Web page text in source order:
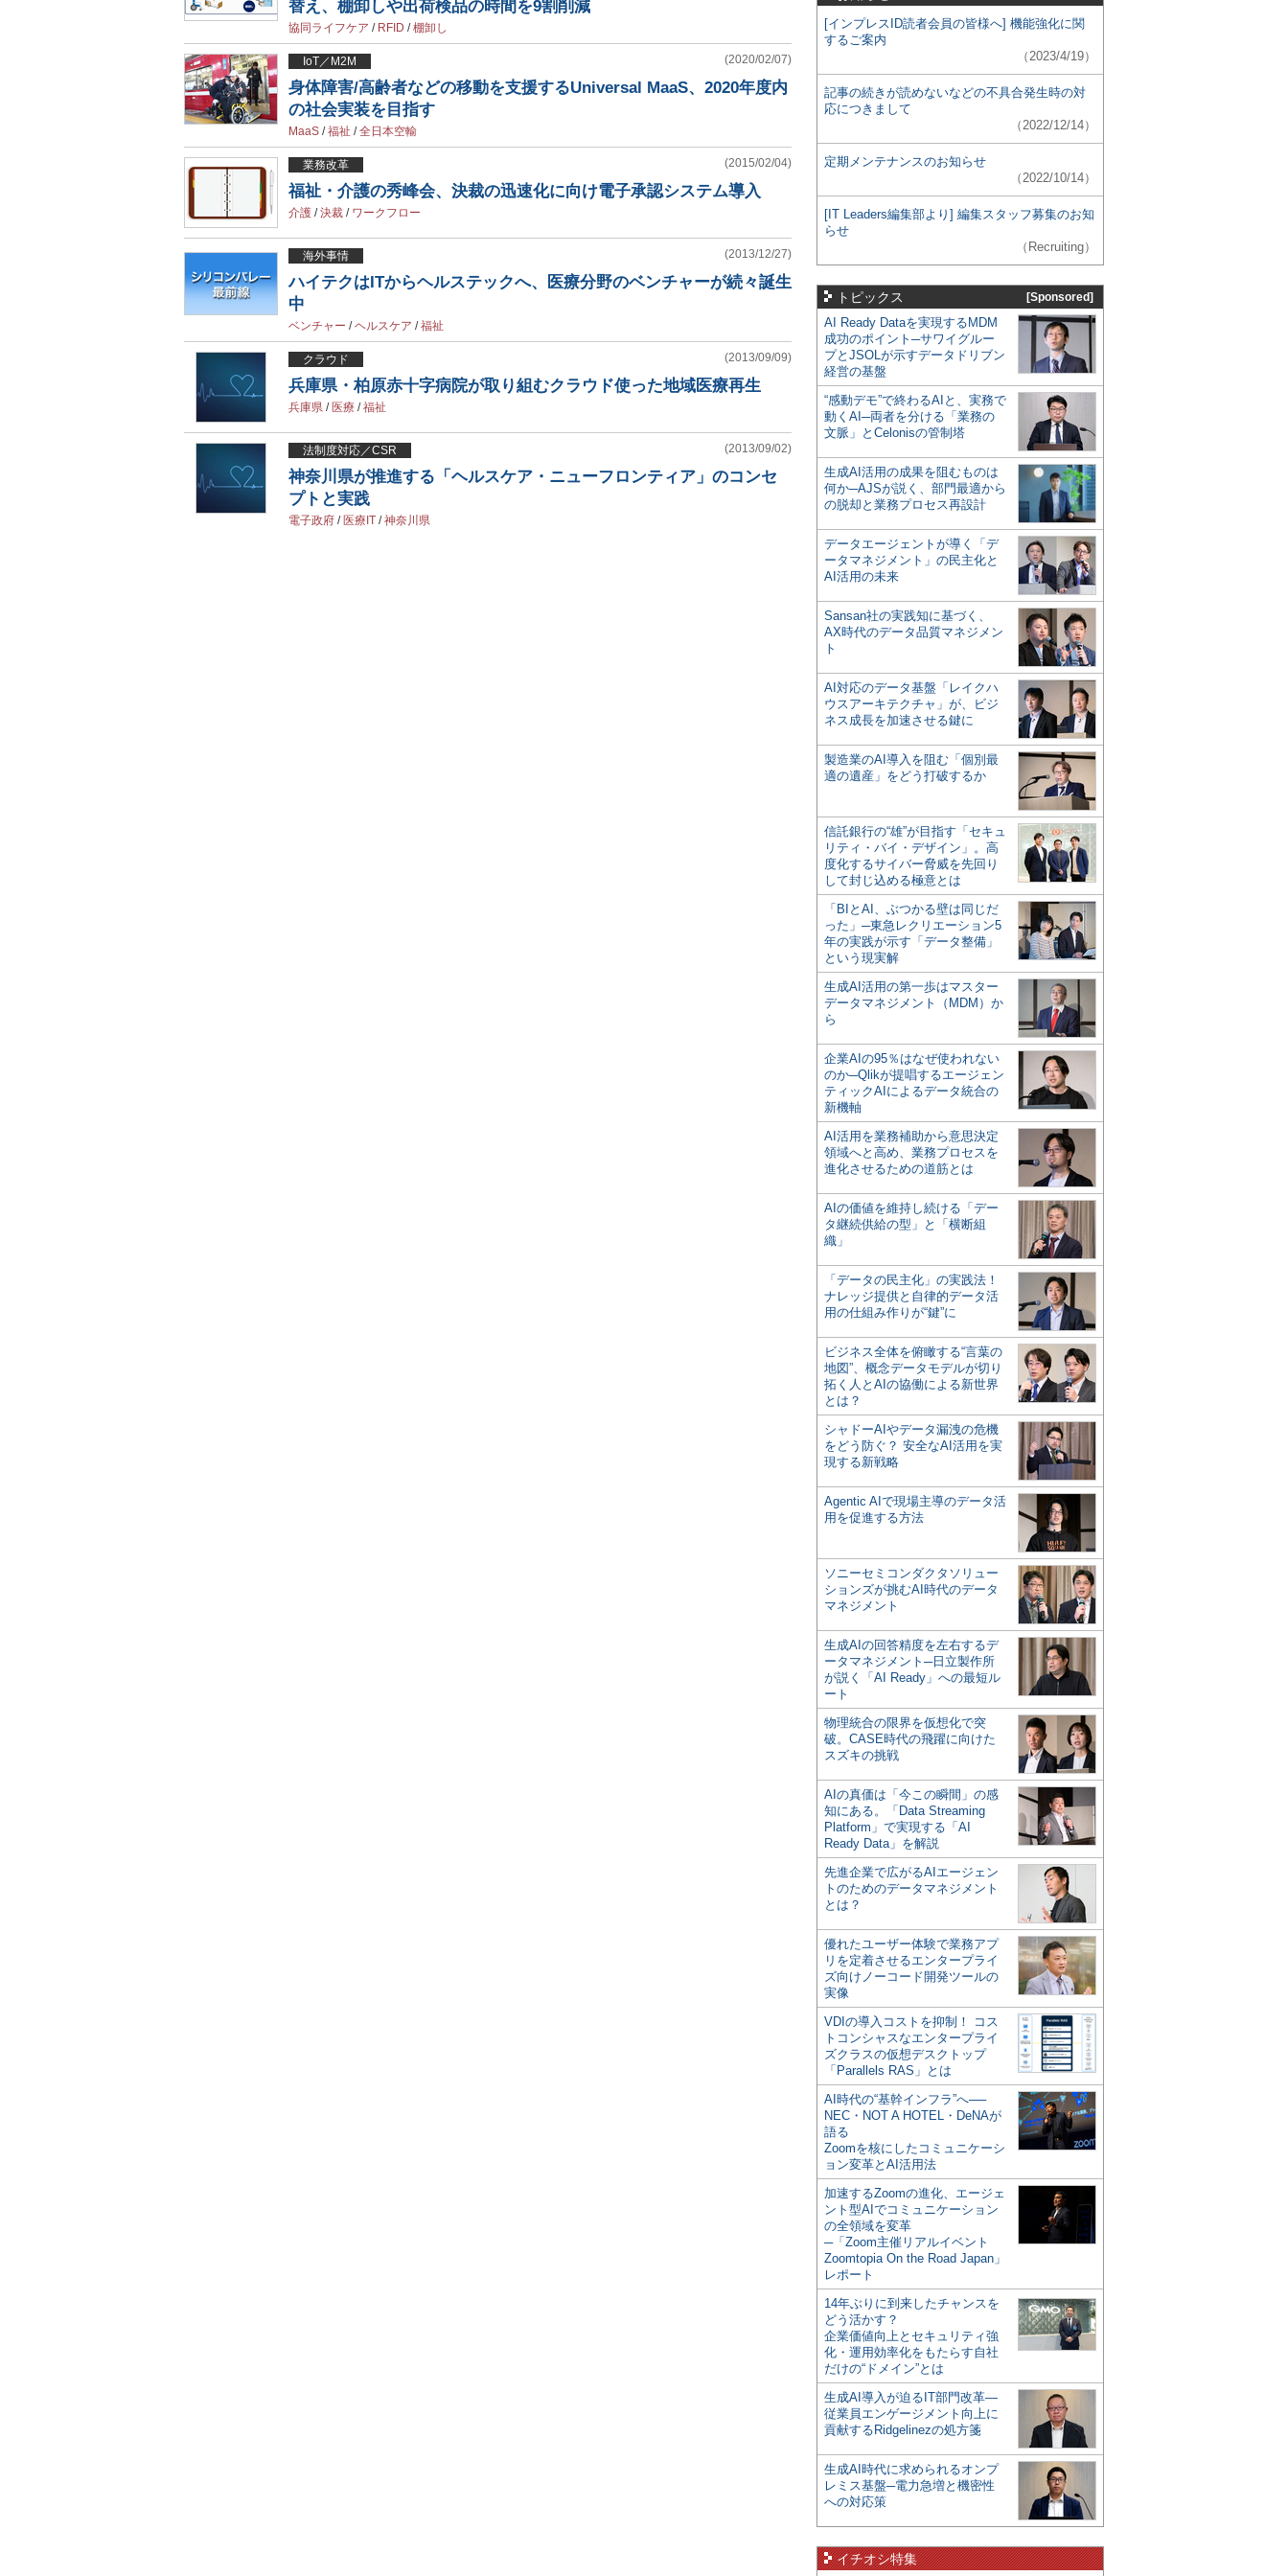
替え、棚卸しや出荷検品の時間を9割削減
協同ライフケア / RFID /棚卸し
IoT／M2M (2020/02/07)
身体障害/高齢者などの移動を支援するUniversal MaaS、2020年度内
の社会実装を目指す
MaaS /福祉 /全日本空輸
業務改革 (2015/02/04)
福祉・介護の秀峰会、決裁の迅速化に向け電子承認システム導入
介護 /決裁 / ワークフロー
海外事情 (2013/12/27)
ハイテクはITからヘルステックへ、医療分野のベンチャーが続々誕生
中
ベンチャー /ヘルスケア /福祉
クラウド (2013/09/09)
兵庫県・柏原赤十字病院が取り組むクラウド使った地域医療再生
兵庫県 / 医療 /福祉
法制度対応／CSR (2013/09/02)
神奈川県が推進する「ヘルスケア・ニューフロンティア」のコンセ
プトと実践
電子政府 / 医療IT /神奈川県
[インプレスID読者会員の皆様へ] 機能強化に関
するご案内
（2023/4/19）
記事の続きが読めないなどの不具合発生時の対
応につきまして
（2022/12/14）
定期メンテナンスのお知らせ
（2022/10/14）
[IT Leaders編集部より] 編集スタッフ募集のお知
らせ
（Recruiting）
トピックス [Sponsored]
AI Ready Dataを実現するMDM
成功のポイント─サワイグルー
プとJSOLが示すデータドリブン
経営の基盤
“感動デモ”で終わるAIと、実務で
動くAI─両者を分ける「業務の
文脈」とCelonisの管制塔
生成AI活用の成果を阻むものは
何か─AJSが説く、部門最適から
の脱却と業務プロセス再設計
データエージェントが導く「デ
ータマネジメント」の民主化と
AI活用の未来
Sansan社の実践知に基づく、
AX時代のデータ品質マネジメン
ト
AI対応のデータ基盤「レイクハ
ウスアーキテクチャ」が、ビジ
ネス成長を加速させる鍵に
製造業のAI導入を阻む「個別最
適の遺産」をどう打破するか
信託銀行の“雄”が目指す「セキュ
リティ・バイ・デザイン」。高
度化するサイバー脅威を先回り
して封じ込める極意とは
「BIとAI、ぶつかる壁は同じだ
った」─東急レクリエーション5
年の実践が示す「データ整備」
という現実解
生成AI活用の第一歩はマスター
データマネジメント（MDM）か
ら
企業AIの95％はなぜ使われない
のか─Qlikが提唱するエージェン
ティックAIによるデータ統合の
新機軸
AI活用を業務補助から意思決定
領域へと高め、業務プロセスを
進化させるための道筋とは
AIの価値を維持し続ける「デー
タ継続供給の型」と「横断組
織」
「データの民主化」の実践法！
ナレッジ提供と自律的データ活
用の仕組み作りが“鍵”に
ビジネス全体を俯瞰する“言葉の
地図”、概念データモデルが切り
拓く人とAIの協働による新世界
とは？
シャドーAIやデータ漏洩の危機
をどう防ぐ？ 安全なAI活用を実
現する新戦略
Agentic AIで現場主導のデータ活
用を促進する方法
ソニーセミコンダクタソリュー
ションズが挑むAI時代のデータ
マネジメント
生成AIの回答精度を左右するデ
ータマネジメント─日立製作所
が説く「AI Ready」への最短ル
ート
物理統合の限界を仮想化で突
破。CASE時代の飛躍に向けた
スズキの挑戦
AIの真価は「今この瞬間」の感
知にある。「Data Streaming
Platform」で実現する「AI
Ready Data」を解説
先進企業で広がるAIエージェン
トのためのデータマネジメント
とは？
優れたユーザー体験で業務アプ
リを定着させるエンタープライ
ズ向けノーコード開発ツールの
実像
VDIの導入コストを抑制！ コス
トコンシャスなエンタープライ
ズクラスの仮想デスクトップ
「Parallels RAS」とは
AI時代の“基幹インフラ”へ──
NEC・NOT A HOTEL・DeNAが
語る
Zoomを核にしたコミュニケーシ
ョン変革とAI活用法
加速するZoomの進化、エージェ
ント型AIでコミュニケーション
の全領域を変革
─「Zoom主催リアルイベント
Zoomtopia On the Road Japan」
レポート
14年ぶりに到来したチャンスを
どう活かす？
企業価値向上とセキュリティ強
化・運用効率化をもたらす自社
だけの“ドメイン”とは
生成AI導入が迫るIT部門改革―
従業員エンゲージメント向上に
貢献するRidgelinezの処方箋
生成AI時代に求められるオンプ
レミス基盤─電力急増と機密性
への対応策
イチオシ特集